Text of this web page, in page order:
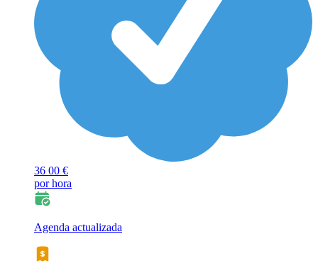
36 00 €
por hora
Agenda actualizada